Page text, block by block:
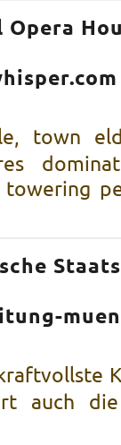
Opera
town
towering
auch